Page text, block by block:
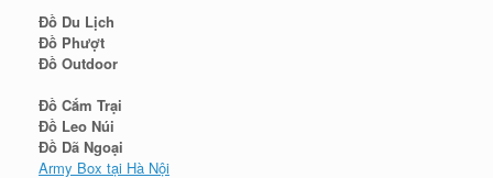
Găng tay Xe máy
Balo Leo núi
Áo mưa Givi
Thùng xe máy Givi
Giày leo núi
Căn cứ – BaseCamp
Đèn bàn độc đáo
Khăn Mùi Xoa